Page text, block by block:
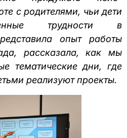
с родителями, чьи дети
трудности в
опыт работы
рассказала, как мы
тематические дни, где
реализуют проекты.